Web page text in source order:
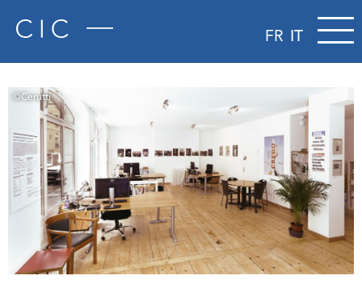
FR IT
©Cerutti